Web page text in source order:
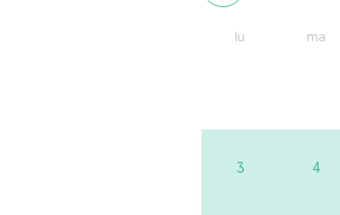
lu ma
3 4